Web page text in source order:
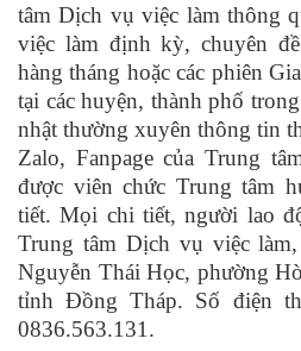
tâm Dịch vụ việc làm thông
việc làm định kỳ, chuyên
hàng tháng hoặc các phiên
tại các huyện, thành phố
nhật thường xuyên thông tin
Zalo, Fanpage của Trung
được viên chức Trung tâm
tiết. Mọi chi tiết, người lao
Trung tâm Dịch vụ việc
Nguyễn Thái Học, phường
tỉnh Đồng Tháp. Số điện
0836.563.131.